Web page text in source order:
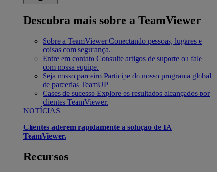
Descubra mais sobre a TeamViewer
Sobre a TeamViewer Conectando pessoas, lugares e
coisas com segurança.
Entre em contato Consulte artigos de suporte ou fale
com nossa equipe.
Seja nosso parceiro Participe do nosso programa global
de parcerias TeamUP.
Cases de sucesso Explore os resultados alcançados por
clientes TeamViewer.
NOTÍCIAS
Clientes aderem rapidamente à solução de IA
TeamViewer.
Recursos